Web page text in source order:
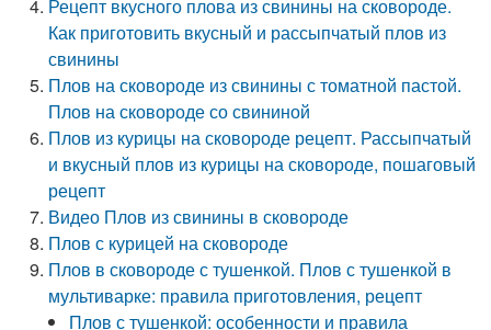
Рецепт вкусного плова из свинины на сковороде.
Как приготовить вкусный и рассыпчатый плов из
свинины
Плов на сковороде из свинины с томатной пастой.
Плов на сковороде со свининой
Плов из курицы на сковороде рецепт. Рассыпчатый
и вкусный плов из курицы на сковороде, пошаговый
рецепт
Видео Плов из свинины в сковороде
Плов с курицей на сковороде
Плов в сковороде с тушенкой. Плов с тушенкой в
мультиварке: правила приготовления, рецепт
Плов с тушенкой: особенности и правила